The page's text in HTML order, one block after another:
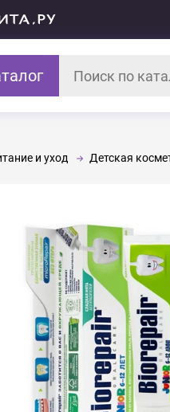
и уход Детская